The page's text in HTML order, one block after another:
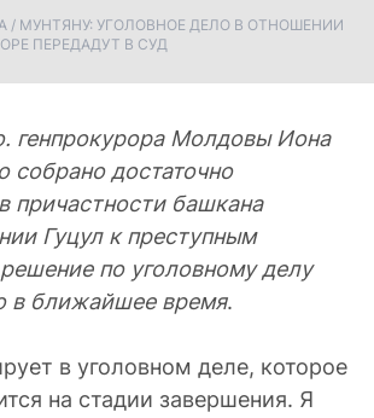
/ МУНТЯНУ: УГОЛОВНОЕ ДЕЛО В ОТНОШЕНИИ
ПЕРЕДАДУТ В СУД
генпрокурора Молдовы Иона
собрано достаточно
причастности башкана
Гуцул к преступным
по уголовному делу
в ближайшее время.
в уголовном деле, которое
на стадии завершения. Я